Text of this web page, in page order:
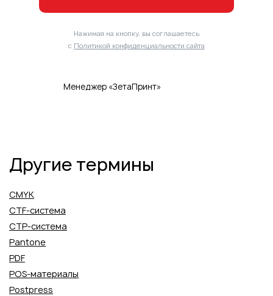
Менеджер «ЗетаПринт»
Нажимая на кнопку, вы соглашаетесь
с Политикой конфиденциальности сайта
Другие термины
CMYK
CTF-система
CTP-система
Pantone
PDF
POS-материалы
Postpress